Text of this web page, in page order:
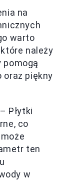
na
warto
należy
pomogą
oraz piękny
– Płytki
co
ten
w